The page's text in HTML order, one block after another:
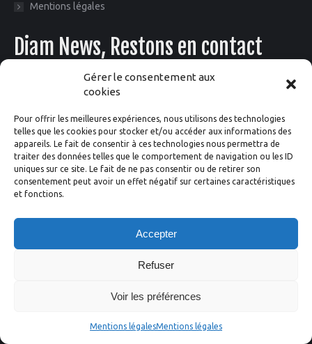
Gérer le consentement aux
cookies
Pour offrir les meilleures expériences, nous utilisons des technologies
telles que les cookies pour stocker et/ou accéder aux informations des
appareils. Le fait de consentir à ces technologies nous permettra de
traiter des données telles que le comportement de navigation ou les ID
uniques sur ce site. Le fait de ne pas consentir ou de retirer son
consentement peut avoir un effet négatif sur certaines caractéristiques
et fonctions.
Accepter
Refuser
Voir les préférences
Mentions légalesMentions légales
Mentions légales
Diam News, Restons en contact
Suivez-nous
Facebook
Instagram
X LinkedIn
YouTube
Diam 24 one design ©2020
ConceptionGraphik'up